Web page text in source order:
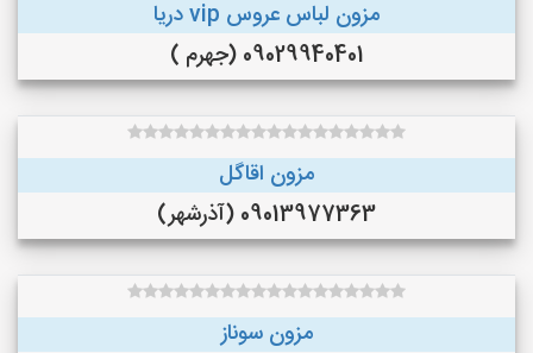
مزون لباس عروس vip دریا
09029940401 (جهرم )
مزون اقاگل
09013977363 (آذرشهر)
مزون سوناز